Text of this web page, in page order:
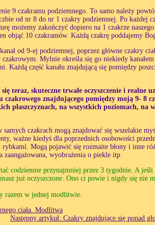
9 czakramu podziemnego. To samo należy
od nr 8 do nr 1 czakry podziemnej. Po każdej
możemy zakończyć dopiero na 1 czakrze naszego
10 czakramów. Każdą czakrę poddajemy
od 9-ej podziemnej, poprzez główne czakry
Mylnie określa się go niekiedy kanałem
Każdą część kanału znajdującą się pomiędzy
teraz, skuteczne trwałe oczyszczenie i realne
czakrowego znajdującego pomiędzy moją 9- 8
płaszczyznach, na wszystkich poziomach, na
czakrach mogą znajdować się wszelakie
ważne kiedyś dla poprzednich osobowości
Mogą pojawić się rozmaite błony i inne
zaangażowana, wyobrażenia o piekle itp
codziennie przynajmniej przez 3 tygodnie. A jeśli
już oczyszczone. Ono ci powie i nigdy się nie
razem w jednej modlitwie.
ciała. Modlitwa
Następny artykuł: Czakry znajdujące się ponad